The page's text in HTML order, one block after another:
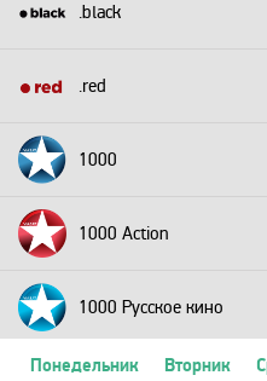
.black
.red
1000
1000 Action
1000 Русское кино
Понедельник Вторник